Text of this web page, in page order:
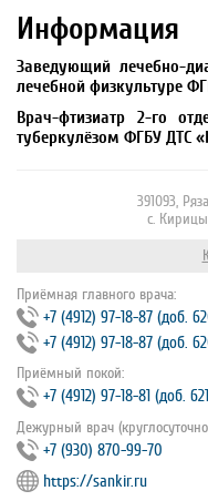
Информация
Заведующий лечебно-
лечебной физкультуре
Врач-фтизиатр 2-го
туберкулёзом ФГБУ ДТС
391093,
с.
Приёмная главного врача:
+7 (4912) 97‐18‐87 (доб.
+7 (4912) 97‐18‐87 (доб.
Приёмный покой:
+7 (4912) 97‐18‐81 (доб.
Дежурный врач
+7 (930) 870-99-70
https://sankir.ru